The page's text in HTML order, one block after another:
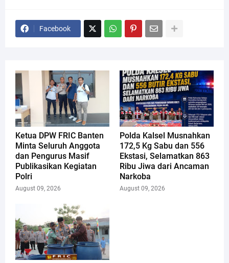
Facebook
Ketua DPW FRIC Banten
Minta Seluruh Anggota
dan Pengurus Masif
Publikasikan Kegiatan
Polri
August 09, 2026
Polda Kalsel Musnahkan
172,5 Kg Sabu dan 556
Ekstasi, Selamatkan 863
Ribu Jiwa dari Ancaman
Narkoba
August 09, 2026